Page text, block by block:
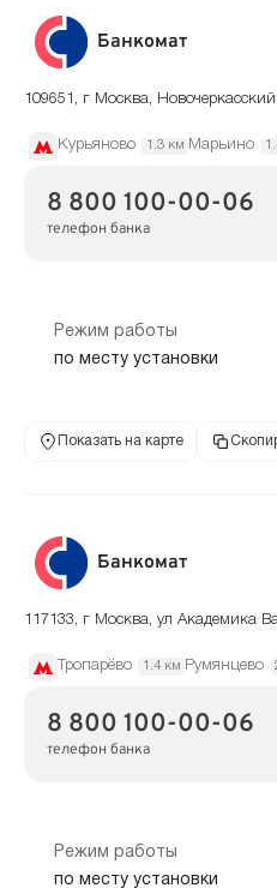
Банкомат
109651, г Москва,
Курьяново 1.3 км Марьино
8 800 100-00-06
телефон банка
Режим работы
по месту установки
Показать на карте
Банкомат
117133, г Москва, ул Академика
Тропарёво 1.4 км Румянцево
8 800 100-00-06
телефон банка
Режим работы
по месту установки